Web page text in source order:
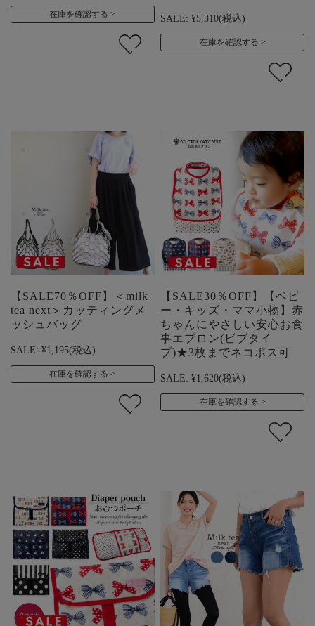
在庫を確認する SALE: ¥5,310(税込)
在庫を確認する
【SALE70％OFF】＜milk
tea next＞カッティングメ
ッシュバッグ
SALE: ¥1,195(税込)
在庫を確認する
【SALE30％OFF】【ベビ
ー・キッズ・ママ小物】赤
ちゃんにやさしい安心お食
事エプロン(ビブタイ
プ)★3枚までネコポス可
SALE: ¥1,620(税込)
在庫を確認する